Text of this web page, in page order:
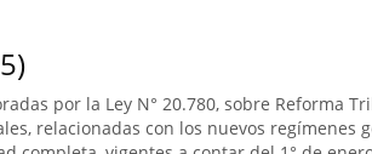
por la Ley N° 20.780, sobre Reforma
relacionadas con los nuevos regímenes